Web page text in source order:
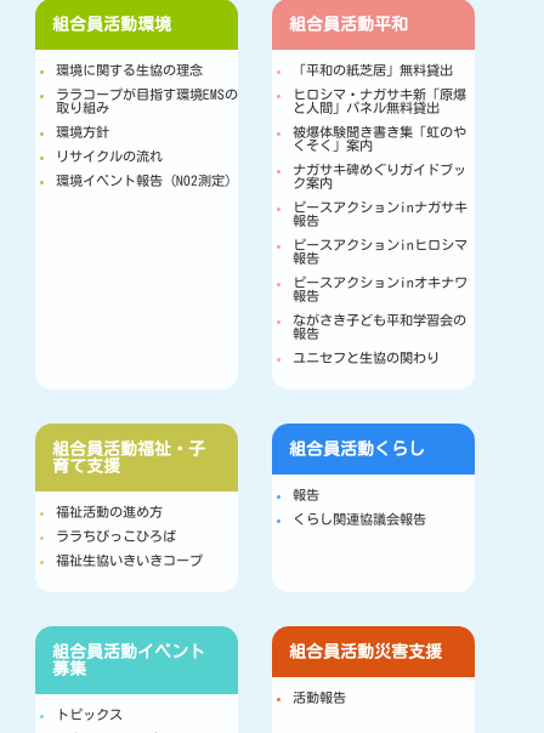
組合員活動環境
環境に関する生協の理念
ララコープが目指す環境EMSの
取り組み
環境方針
リサイクルの流れ
環境イベント報告（NO2測定）
組合員活動平和
「平和の紙芝居」無料貸出
ヒロシマ・ナガサキ新「原爆
と人間」パネル無料貸出
被爆体験聞き書き集「虹のや
くそく」案内
ナガサキ碑めぐりガイドブッ
ク案内
ピースアクションinナガサキ
報告
ピースアクションinヒロシマ
報告
ピースアクションinオキナワ
報告
ながさき子ども平和学習会の
報告
ユニセフと生協の関わり
組合員活動福祉・子
育て支援
福祉活動の進め方
ララちびっこひろば
福祉生協いきいきコープ
組合員活動くらし
報告
くらし関連協議会報告
組合員活動イベント
募集
トピックス
組合員活動災害支援
活動報告